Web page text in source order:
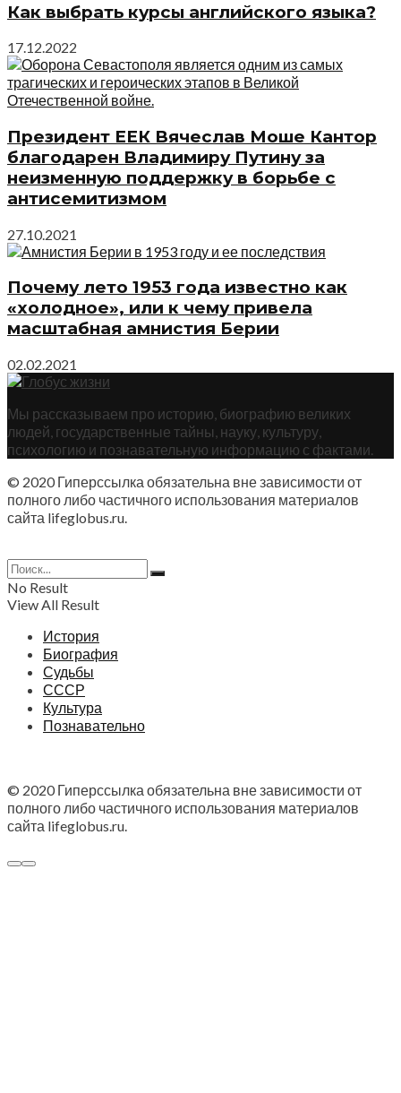
Как выбрать курсы английского языка?
17.12.2022
Президент ЕЕК Вячеслав Моше Кантор
благодарен Владимиру Путину за
неизменную поддержку в борьбе с
антисемитизмом
27.10.2021
Почему лето 1953 года известно как
«холодное», или к чему привела
масштабная амнистия Берии
02.02.2021
Мы рассказываем про историю, биографию великих
людей, государственные тайны, науку, культуру,
психологию и познавательную информацию с фактами.
© 2020 Гиперссылка обязательна вне зависимости от
полного либо частичного использования материалов
сайта lifeglobus.ru.
No Result
View All Result
История
Биография
Судьбы
СССР
Культура
Познавательно
© 2020 Гиперссылка обязательна вне зависимости от
полного либо частичного использования материалов
сайта lifeglobus.ru.